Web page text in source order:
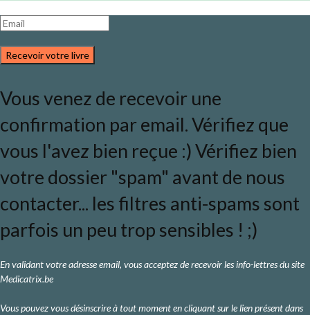
Recevoir votre livre
Vous venez de recevoir une
confirmation par email. Vérifiez que
vous l'avez bien reçue :) Vérifiez bien
votre dossier "spam" avant de nous
contacter... les filtres anti-spams sont
parfois un peu trop sensibles ! ;)
En validant votre adresse email, vous acceptez de recevoir les info-lettres du site
Medicatrix.be
Vous pouvez vous désinscrire à tout moment en cliquant sur le lien présent dans